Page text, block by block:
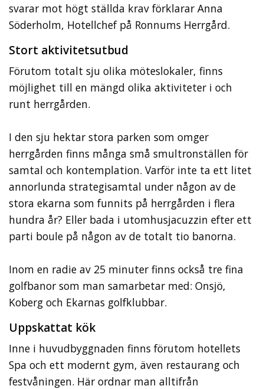
svarar mot högt ställda krav förklarar Anna
Söderholm, Hotellchef på Ronnums Herrgård.
Stort aktivitetsutbud
Förutom totalt sju olika möteslokaler, finns
möjlighet till en mängd olika aktiviteter i och
runt herrgården.
I den sju hektar stora parken som omger
herrgården finns många små smultronställen för
samtal och kontemplation. Varför inte ta ett litet
annorlunda strategisamtal under någon av de
stora ekarna som funnits på herrgården i flera
hundra år? Eller bada i utomhusjacuzzin efter ett
parti boule på någon av de totalt tio banorna.
Inom en radie av 25 minuter finns också tre fina
golfbanor som man samarbetar med: Onsjö,
Koberg och Ekarnas golfklubbar.
Uppskattat kök
Inne i huvudbyggnaden finns förutom hotellets
Spa och ett modernt gym, även restaurang och
festvåningen. Här ordnar man alltifrån